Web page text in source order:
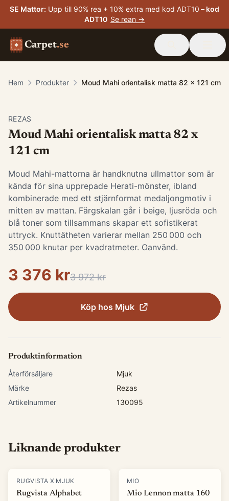
SE Mattor: Upp till 90% rea + 10% extra med kod ADT10 – kod
ADT10 Se rean →
Carpet.se
Hem Produkter Moud Mahi orientalisk matta 82 x 121 cm
REZAS
Moud Mahi orientalisk matta 82 x
121 cm
Moud Mahi-mattorna är handknutna ullmattor som är
kända för sina upprepade Herati-mönster, ibland
kombinerade med ett stjärnformat medaljongmotiv i
mitten av mattan. Färgskalan går i beige, ljusröda och
blå toner som tillsammans skapar ett sofistikerat
uttryck. Knuttätheten varierar mellan 250 000 och
350 000 knutar per kvadratmeter. Oanvänd.
3 376 kr3 972 kr
Köp hos Mjuk
Produktinformation
Återförsäljare
Mjuk
Märke
Rezas
Artikelnummer
130095
Liknande produkter
-15%
RUGVISTA X MJUK
Rugvista Alphabet
-40%
MIO
Mio Lennon matta 160